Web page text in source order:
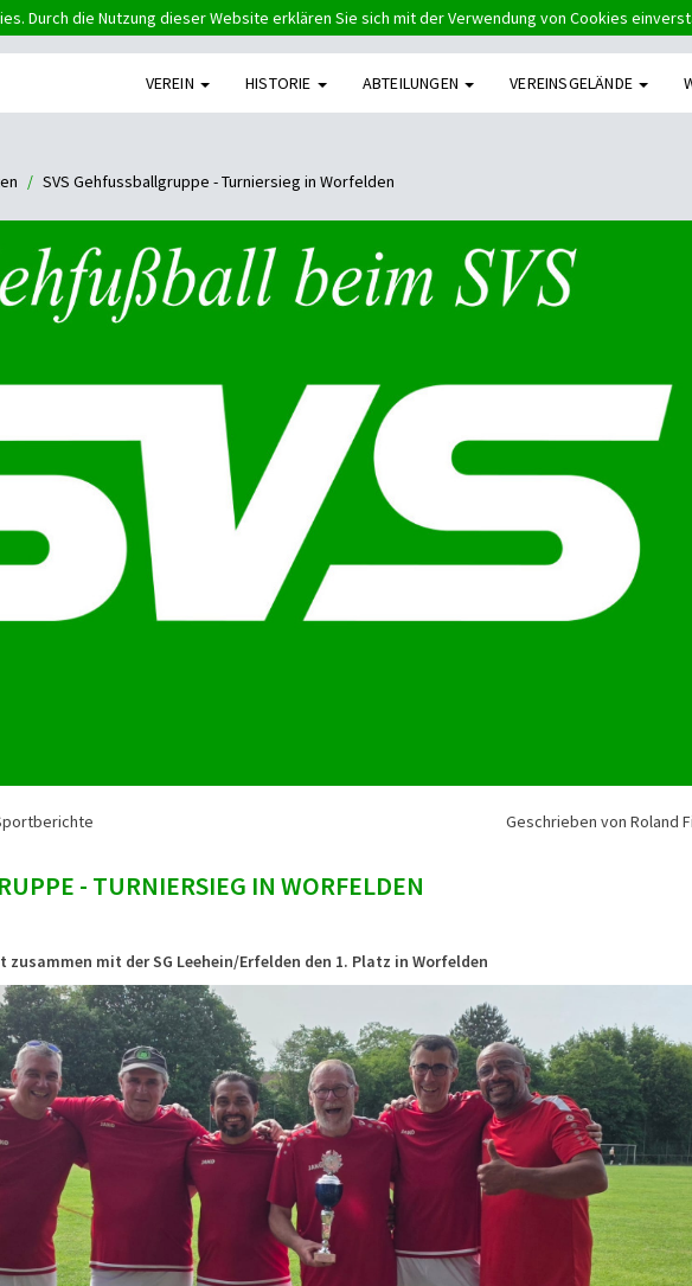
Durch die Nutzung dieser Website erklären Sie sich mit der Verwendung von Cookies
VEREIN HISTORIE ABTEILUNGEN VEREINSGELÄNDE
SVS Gehfussballgruppe - Turniersieg in Worfelden
Geschrieben von Roland
- TURNIERSIEG IN WORFELDEN
mit der SG Leehein/Erfelden den 1. Platz in Worfelden